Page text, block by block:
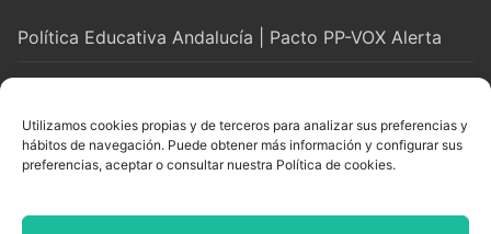
Utilizamos cookies propias y de terceros para analizar sus preferencias y
hábitos de navegación. Puede obtener más información y configurar sus
preferencias, aceptar o consultar nuestra Política de cookies.
Política Educativa Andalucía | Pacto PP-VOX Alerta
LEGAL Y SOPORTE